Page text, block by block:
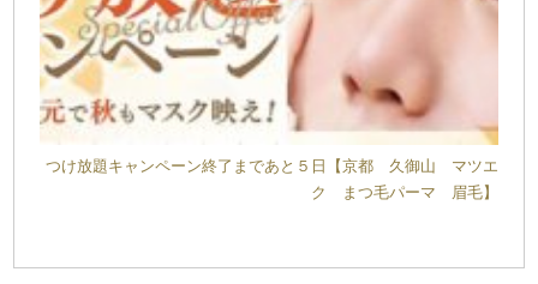
つけ放題キャンペーン終了まであと５日【京都 久御山 マツエ
ク まつ毛パーマ 眉毛】